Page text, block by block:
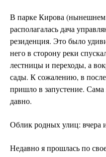
В парке Кирова
располагалась дача
резиденция. Это было
него в сторону реки
лестницы и переходы, а
сады. К сожалению, в
пришло в запустение.
давно.
Облик родных улиц: вчера
Недавно я прошлась по